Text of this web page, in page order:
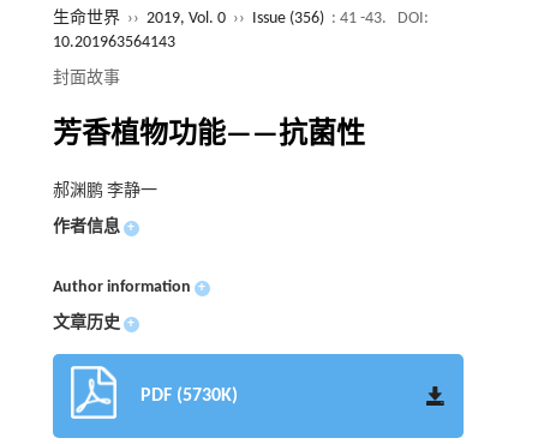
生命世界 ›› 2019, Vol. 0 ›› Issue (356) : 41 -43.
DOI:
10.201963564143
封面故事
芳香植物功能——抗菌性
郝渊鹏 李静一
作者信息 +
Author information +
文章历史 +
PDF (5730K)